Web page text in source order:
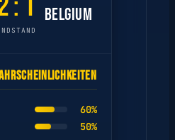
: 1 BELGIUM
60%
50%